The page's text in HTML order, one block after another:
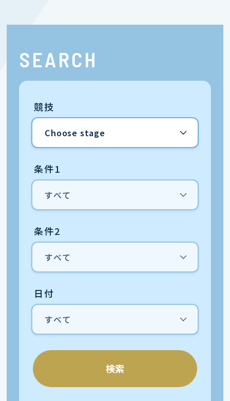
SEARCH
競技
条件1
条件2
日付
検索